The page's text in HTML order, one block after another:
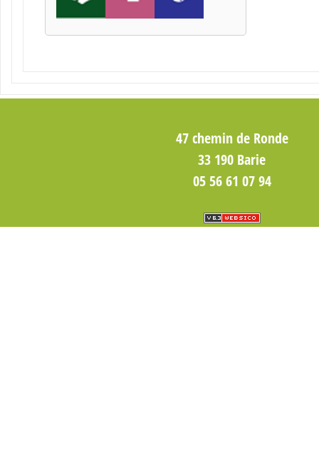
47 chemin de Ronde
33 190 Barie
05 56 61 07 94